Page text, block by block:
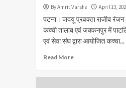
By Amrit Varsha April 13,
पटना। जदयू प्रवक्ता राजीव रंजन
कच्ची तालाब एवं जक्कनपुर में
एवं सेवा संघ द्वारा आयोजित कच्चा...
Read More